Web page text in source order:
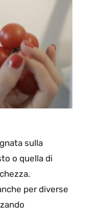
sulla
o quella di
per diverse